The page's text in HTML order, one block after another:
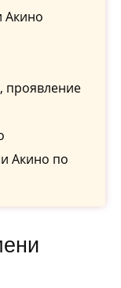
Акино
проявление
Акино по